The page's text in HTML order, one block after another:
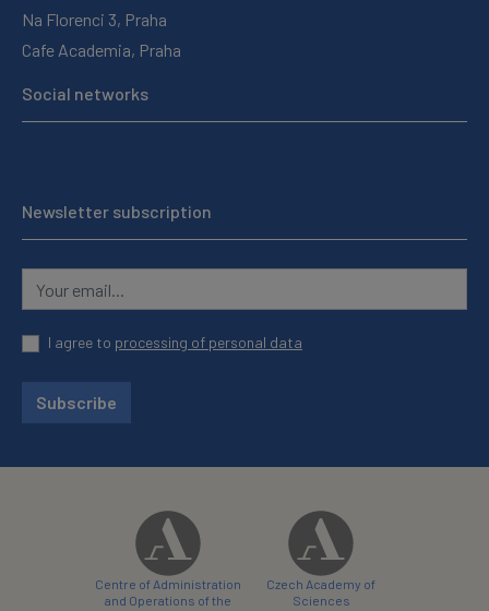
Na Florenci 3, Praha
Cafe Academia, Praha
Social networks
Newsletter subscription
I agree to processing of personal data
Subscribe
Centre of Administration
and Operations of the
Czech Academy of
Sciences